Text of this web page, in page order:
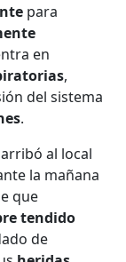
para
en
,
del sistema
.
arribó al local
la mañana
que
tendido
de